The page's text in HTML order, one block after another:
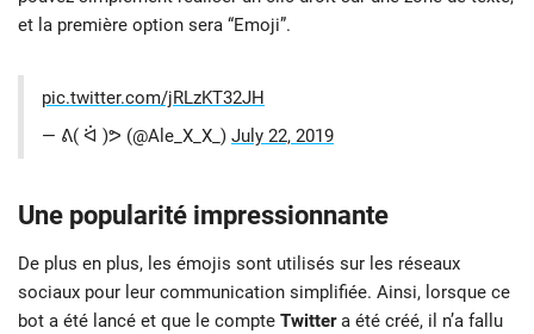
et la première option sera “Emoji”.
pic.twitter.com/jRLzKT32JH
— ᕕ( ᐛ )ᕗ (@Ale_X_X_) July 22, 2019
Une popularité impressionnante
De plus en plus, les émojis sont utilisés sur les réseaux
sociaux pour leur communication simplifiée. Ainsi, lorsque ce
bot a été lancé et que le compte Twittera été créé, il n’a fallu